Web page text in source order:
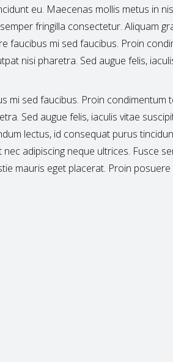
eu. Maecenas mollis metus in
fringilla consectetur. Aliquam
faucibus mi sed faucibus. Proin
nisi pharetra. Sed augue felis,
mi sed faucibus. Proin condimentum
Sed augue felis, iaculis vitae
lectus, id consequat purus
nec adipiscing neque ultrices. Fusce
mauris eget placerat. Proin